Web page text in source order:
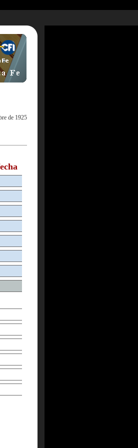
de 1925